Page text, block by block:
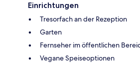
Einrichtungen
Tresorfach an der Rezeption
Garten
Fernseher im öffentlichen
Vegane Speiseoptionen